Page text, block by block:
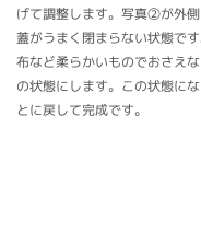
げて調整します。写真②が外
蓋がうまく閉まらない状態で
布など柔らかいものでおさえ
の状態にします。この状態に
とに戻して完成です。